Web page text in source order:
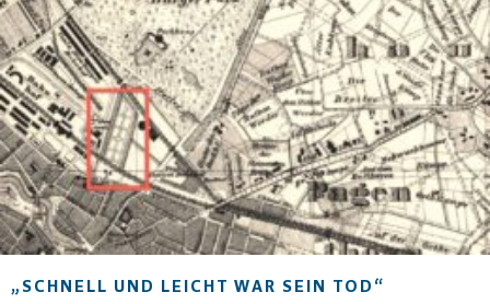
„SCHNELL UND LEICHT WAR SEIN TOD“